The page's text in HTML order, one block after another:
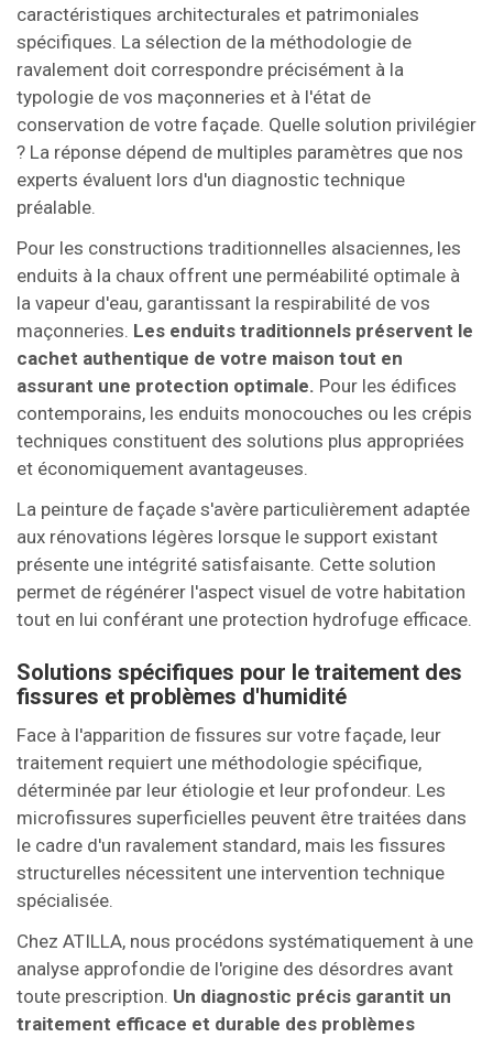
caractéristiques architecturales et patrimoniales
spécifiques. La sélection de la méthodologie de
ravalement doit correspondre précisément à la
typologie de vos maçonneries et à l'état de
conservation de votre façade. Quelle solution privilégier
? La réponse dépend de multiples paramètres que nos
experts évaluent lors d'un diagnostic technique
préalable.
Pour les constructions traditionnelles alsaciennes, les
enduits à la chaux offrent une perméabilité optimale à
la vapeur d'eau, garantissant la respirabilité de vos
maçonneries. Les enduits traditionnels préservent le
cachet authentique de votre maison tout en
assurant une protection optimale. Pour les édifices
contemporains, les enduits monocouches ou les crépis
techniques constituent des solutions plus appropriées
et économiquement avantageuses.
La peinture de façade s'avère particulièrement adaptée
aux rénovations légères lorsque le support existant
présente une intégrité satisfaisante. Cette solution
permet de régénérer l'aspect visuel de votre habitation
tout en lui conférant une protection hydrofuge efficace.
Solutions spécifiques pour le traitement des
fissures et problèmes d'humidité
Face à l'apparition de fissures sur votre façade, leur
traitement requiert une méthodologie spécifique,
déterminée par leur étiologie et leur profondeur. Les
microfissures superficielles peuvent être traitées dans
le cadre d'un ravalement standard, mais les fissures
structurelles nécessitent une intervention technique
spécialisée.
Chez ATILLA, nous procédons systématiquement à une
analyse approfondie de l'origine des désordres avant
toute prescription. Un diagnostic précis garantit un
traitement efficace et durable des problèmes